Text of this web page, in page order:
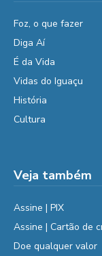
Foz, o que fazer
Diga Aí
É da Vida
Vidas do Iguaçu
História
Cultura
Veja também
Assine | PIX
Assine | Cartão de
Doe qualquer valor